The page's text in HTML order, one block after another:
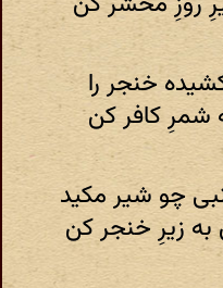
خنجر را
شمرِ کافر کن
چو شیر مکید
زیرِ خنجر کن